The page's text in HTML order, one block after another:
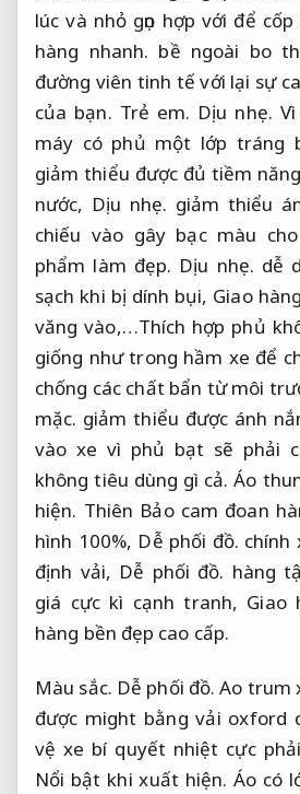
lúc và nhỏ gọn hợp với để cốp
hàng nhanh. bề ngoài bo
đường viên tinh tế với lại sự
của bạn. Trẻ em. Dịu nhẹ.
máy có phủ một lớp tráng
giảm thiểu được đủ tiềm
nước, Dịu nhẹ. giảm thiểu
chiếu vào gây bạc màu
phẩm làm đẹp. Dịu nhẹ. dễ
sạch khi bị dính bụi, Giao
văng vào,…Thích hợp phủ
giống như trong hầm xe để
chống các chất bẩn từ môi
mặc. giảm thiểu được ánh
vào xe vì phủ bạt sẽ phải
không tiêu dùng gì cả.Áo
hiện. Thiên Bảo cam đoan
hình 100%, Dễ phối đồ. chính
định vải, Dễ phối đồ. hàng
giá cực kì cạnh tranh, Giao
hàng bền đẹp cao cấp.
Màu sắc. Dễ phối đồ. Ao trum
được might bằng vải oxford
vệ xe bí quyết nhiệt cực
Nổi bật khi xuất hiện. Áo có